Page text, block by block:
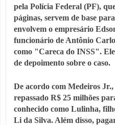
pela Polícia Federal (PF),
páginas, servem de base
envolvem o empresário
funcionário de Antônio
como "Careca do INSS".
de depoimento sobre o caso.
De acordo com Medeiros
repassado R$ 25 milhões
conhecido como Lulinha,
Li da Silva. Além disso,